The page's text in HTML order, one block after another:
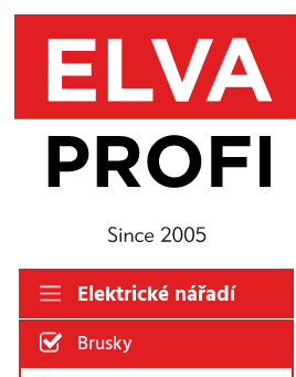
Elektrické nářadí
Brusky